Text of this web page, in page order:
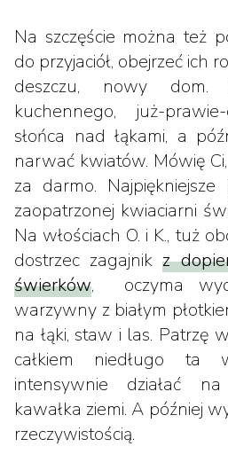
Na szczęście można też
do przyjaciół, obejrzeć ich
deszczu, nowy
kuchennego, już-
słońca nad łąkami, a
narwać kwiatów. Mówię
za darmo.
zaopatrzonej kwiaciarni
Na włościach O. i K., tuż
dostrzec zagajnikz
świerków, oczyma
warzywny z białym
na łąki, staw i las. Patrzę
całkiem niedługo ta
intensywnie działać
kawałka ziemi. A później
rzeczywistością.